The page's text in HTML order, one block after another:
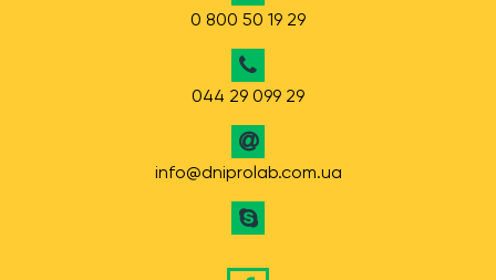
0 800 50 19 29
044 29 099 29
info@dniprolab.com.ua